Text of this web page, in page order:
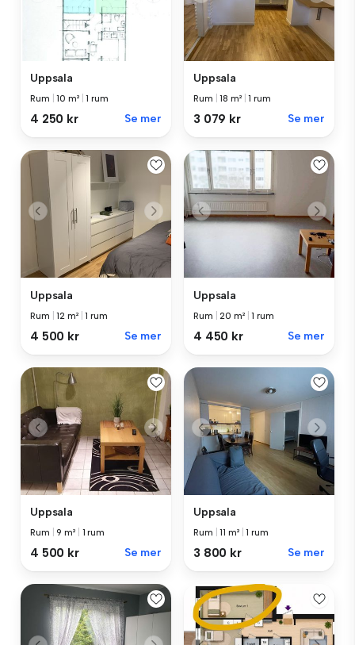
Uppsala
Rum |10 m² |1 rum
4 250 kr Se mer
Uppsala
Rum |18 m² |1 rum
3 079 kr Se mer
Uppsala
Rum |12 m² |1 rum
4 500 kr Se mer
Uppsala
Rum 20 m² |1 rum
4 450 kr Se mer
Uppsala
Rum |9 m² 1 rum
4 500 kr Se mer
Uppsala
Rum |11 m² |1 rum
3 800 kr Se mer